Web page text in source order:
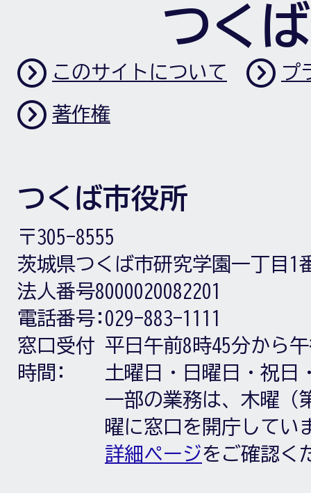
つく
このサイトについて プ
著作権
つくば市役所
〒305-8555
茨城県つくば市研究学園一丁目1
法人番号8000020082201
電話番号: 029-883-1111
窓口受付
時間:
平日午前8時45分から
土曜日・日曜日・祝日
一部の業務は、木曜（
曜に窓口を開庁してい
詳細ページをご確認く